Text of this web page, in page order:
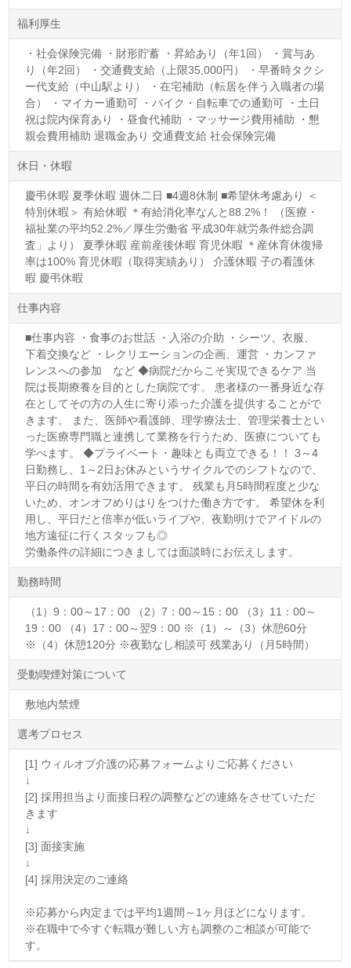
福利厚生
・社会保険完備 ・財形貯蓄 ・昇給あり（年1回） ・賞与あ
り（年2回） ・交通費支給（上限35,000円） ・早番時タクシ
ー代支給（中山駅より） ・在宅補助（転居を伴う入職者の場
合） ・マイカー通勤可 ・バイク・自転車での通勤可 ・土日
祝は院内保育あり ・昼食代補助 ・マッサージ費用補助 ・懇
親会費用補助 退職金あり 交通費支給 社会保険完備
休日・休暇
慶弔休暇 夏季休暇 週休二日 ■4週8休制 ■希望休考慮あり ＜
特別休暇＞ 有給休暇 ＊有給消化率なんと88.2%！ （医療・
福祉業の平均52.2%／厚生労働省 平成30年就労条件総合調
査」より） 夏季休暇 産前産後休暇 育児休暇 ＊産休育休復帰
率は100% 育児休暇（取得実績あり） 介護休暇 子の看護休
暇 慶弔休暇
仕事内容
■仕事内容 ・食事のお世話 ・入浴の介助 ・シーツ、衣服、
下着交換など ・レクリエーションの企画、運営 ・カンファ
レンスへの参加 など ◆病院だからこそ実現できるケア 当
院は長期療養を目的とした病院です。 患者様の一番身近な存
在としてその方の人生に寄り添った介護を提供することがで
きます。 また、医師や看護師、理学療法士、管理栄養士とい
った医療専門職と連携して業務を行うため、医療についても
学べます。 ◆プライベート・趣味とも両立できる！！ 3～4
日勤務し、1～2日お休みというサイクルでのシフトなので、
平日の時間を有効活用できます。 残業も月5時間程度と少な
いため、オンオフめりはりをつけた働き方です。 希望休を利
用し、平日だと倍率が低いライブや、夜勤明けでアイドルの
地方遠征に行くスタッフも◎
労働条件の詳細につきましては面談時にお伝えします。
勤務時間
（1）9：00～17：00 （2）7：00～15：00 （3）11：00～
19：00 （4）17：00～翌9：00 ※（1）～（3）休憩60分
※（4）休憩120分 ※夜勤なし相談可 残業あり（月5時間）
受動喫煙対策について
敷地内禁煙
選考プロセス
[1] ウィルオブ介護の応募フォームよりご応募ください
↓
[2] 採用担当より面接日程の調整などの連絡をさせていただ
きます
↓
[3] 面接実施
↓
[4] 採用決定のご連絡
※応募から内定までは平均1週間～1ヶ月ほどになります。
※在職中で今すぐ転職が難しい方も調整のご相談が可能で
す。